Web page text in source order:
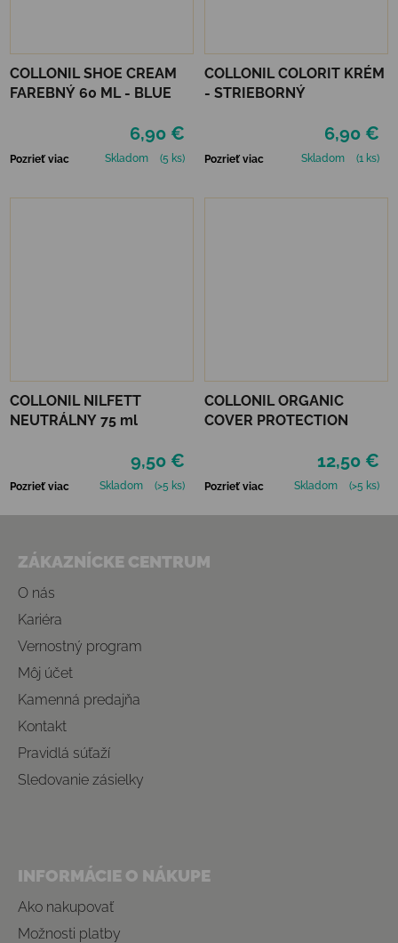
COLLONIL SHOE CREAM
FAREBNÝ 60 ML - BLUE
6,90 €
Pozrieť viac Skladom (5 ks)
COLLONIL COLORIT KRÉM
- STRIEBORNÝ
6,90 €
Pozrieť viac Skladom (1 ks)
COLLONIL NILFETT
NEUTRÁLNY 75 ml
9,50 €
Pozrieť viac Skladom (>5 ks)
COLLONIL ORGANIC
COVER PROTECTION
12,50 €
Pozrieť viac Skladom (>5 ks)
ZÁKAZNÍCKE CENTRUM
O nás
Kariéra
Vernostný program
Môj účet
Kamenná predajňa
Kontakt
Pravidlá súťaží
Sledovanie zásielky
INFORMÁCIE O NÁKUPE
Ako nakupovať
Možnosti platby